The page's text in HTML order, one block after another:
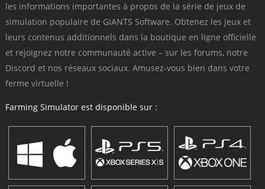
les informations importantes à propos de la série de jeux de
simulation populaire de GIANTS Software. Obtenez les jeux et
leurs contenus additionnels dans la boutique en ligne officielle
et rejoignez notre communauté active – sur les forums, notre
Discord et nos réseaux sociaux. Amusez-vous bien dans votre
ferme virtuelle !
Farming Simulator est disponible sur :